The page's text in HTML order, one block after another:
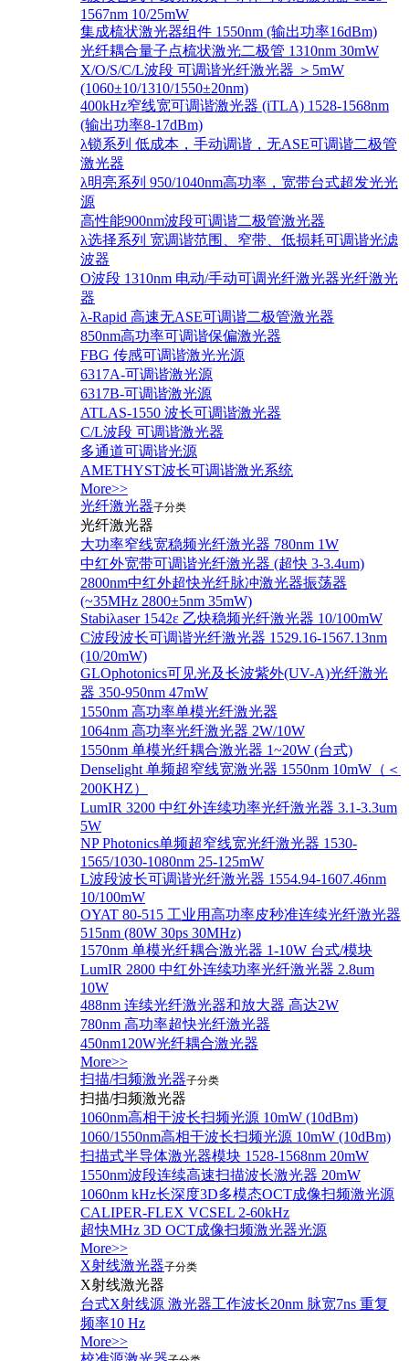
1567nm 10/25mW
集成梳状激光器组件 1550nm (输出功率16dBm)
光纤耦合量子点梳状激光二极管 1310nm 30mW
X/O/S/C/L波段 可调谐光纤激光器 ＞5mW
(1060±10/1310/1550±20nm)
400kHz窄线宽可调谐激光器 (iTLA) 1528-1568nm
(输出功率8-17dBm)
λ锁系列 低成本，手动调谐，无ASE可调谐二极管
激光器
λ明亮系列 950/1040nm高功率，宽带台式超发光光
源
高性能900nm波段可调谐二极管激光器
λ选择系列 宽调谐范围、窄带、低损耗可调谐光滤
波器
O波段 1310nm 电动/手动可调光纤激光器光纤激光
器
λ-Rapid 高速无ASE可调谐二极管激光器
850nm高功率可调谐保偏激光器
FBG 传感可调谐激光光源
6317A-可调谐激光源
6317B-可调谐激光源
ATLAS-1550 波长可调谐激光器
C/L波段 可调谐激光器
多通道可调谐光源
AMETHYST波长可调谐激光系统
More>>
光纤激光器子分类
光纤激光器
大功率窄线宽稳频光纤激光器 780nm 1W
中红外宽带可调谐光纤激光器 (超快 3-3.4um)
2800nm中红外超快光纤脉冲激光器振荡器
(~35MHz 2800±5nm 35mW)
Stabiλaser 1542ε 乙炔稳频光纤激光器 10/100mW
C波段波长可调谐光纤激光器 1529.16-1567.13nm
(10/20mW)
GLOphotonics可见光及长波紫外(UV-A)光纤激光
器 350-950nm 47mW
1550nm 高功率单模光纤激光器
1064nm 高功率光纤激光器 2W/10W
1550nm 单模光纤耦合激光器 1~20W (台式)
Denselight 单频超窄线宽激光器 1550nm 10mW（＜
200KHZ）
LumIR 3200 中红外连续功率光纤激光器 3.1-3.3um
5W
NP Photonics单频超窄线宽光纤激光器 1530-
1565/1030-1080nm 25-125mW
L波段波长可调谐光纤激光器 1554.94-1607.46nm
10/100mW
OYAT 80-515 工业用高功率皮秒准连续光纤激光器
515nm (80W 30ps 30MHz)
1570nm 单模光纤耦合激光器 1-10W 台式/模块
LumIR 2800 中红外连续功率光纤激光器 2.8um
10W
488nm 连续光纤激光器和放大器 高达2W
780nm 高功率超快光纤激光器
450nm120W光纤耦合激光器
More>>
扫描/扫频激光器子分类
扫描/扫频激光器
1060nm高相干波长扫频光源 10mW (10dBm)
1060/1550nm高相干波长扫频光源 10mW (10dBm)
扫描式半导体激光器模块 1528-1568nm 20mW
1550nm波段连续高速扫描波长激光器 20mW
1060nm kHz长深度3D多模态OCT成像扫频激光源
CALIPER-FLEX VCSEL 2-60kHz
超快MHz 3D OCT成像扫频激光器光源
More>>
X射线激光器子分类
X射线激光器
台式X射线源 激光器工作波长20nm 脉宽7ns 重复
频率10 Hz
More>>